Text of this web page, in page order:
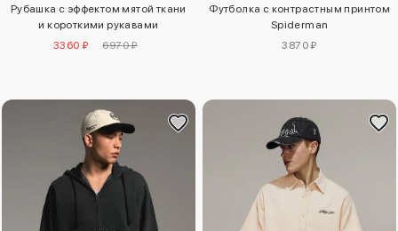
Рубашка с эффектом мятой ткани
и короткими рукавами
3360 ₽
6970 ₽
Футболка с контрастным принтом
Spiderman
3870 ₽